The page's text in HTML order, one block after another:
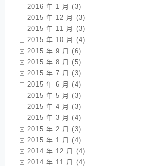
2016 年 1 月 (3)
2015 年 12 月 (3)
2015 年 11 月 (3)
2015 年 10 月 (4)
2015 年 9 月 (6)
2015 年 8 月 (5)
2015 年 7 月 (3)
2015 年 6 月 (4)
2015 年 5 月 (3)
2015 年 4 月 (3)
2015 年 3 月 (4)
2015 年 2 月 (3)
2015 年 1 月 (4)
2014 年 12 月 (4)
2014 年 11 月 (4)